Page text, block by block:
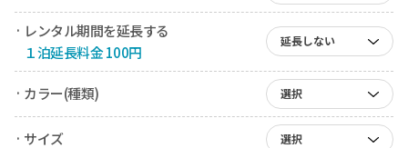
· レンタル期間を延長する
１泊延長料金 100円
延長しない
· カラー(種類) 選択
· サイズ 選択